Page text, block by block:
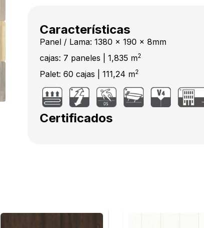
Características
Panel / Lama: 1380 x 190 x 8mm
cajas: 7 paneles | 1,835 m2
Palet: 60 cajas | 111,24 m2
Certificados